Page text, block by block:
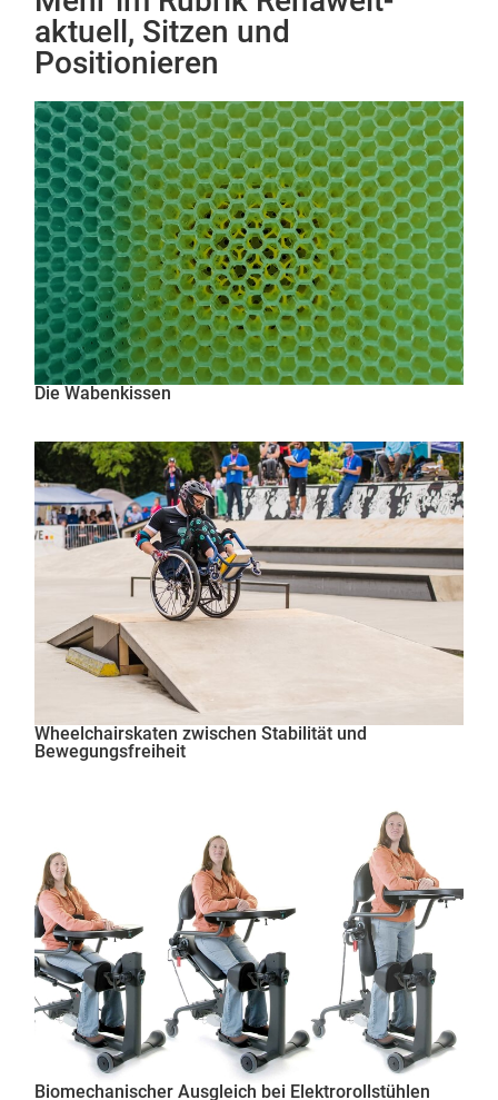
aktuell , Sitzen und
Positionieren
Die Wabenkissen
Wheelchairskaten zwischen Stabilität und
Bewegungsfreiheit
Biomechanischer Ausgleich bei Elektrorollstühlen